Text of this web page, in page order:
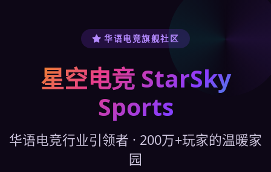
华语电竞旗舰社区
星空电竞 StarSky
Sports
华语电竞行业引领者 · 200万+玩家的温暖家
园